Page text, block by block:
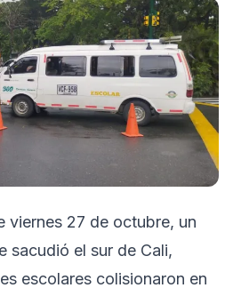
viernes 27 de octubre, un
sacudió el sur de Cali,
escolares colisionaron en